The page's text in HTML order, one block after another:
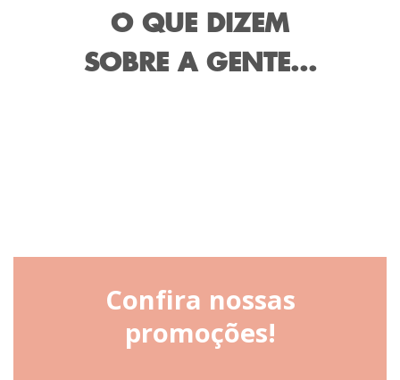
O QUE DIZEM
SOBRE A GENTE...
Confira nossas
promoções!